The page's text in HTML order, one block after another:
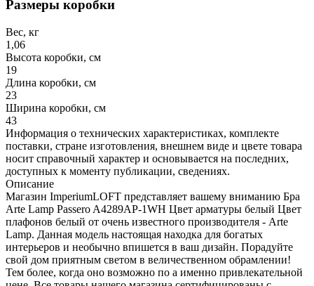
Размеры коробки
Вес, кг
1,06
Высота коробки, см
19
Длина коробки, см
23
Ширина коробки, см
43
Информация о технических характеристиках, комплекте
поставки, стране изготовления, внешнем виде и цвете товара
носит справочный характер и основывается на последних,
доступных к моменту публикации, сведениях.
Описание
Магазин ImperiumLOFT представляет вашему вниманию Бра
Arte Lamp Passero A4289AP-1WH Цвет арматуры белый Цвет
плафонов белый от очень известного производителя - Arte
Lamp. Данная модель настоящая находка для богатых
интерьеров и необычно впишется в ваш дизайн. Порадуйте
свой дом приятным светом в величественном обрамлении!
Тем более, когда оно возможно по а именно привлекательной